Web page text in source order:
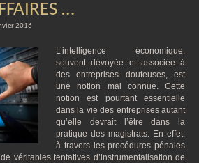
…
2016
L’intelligence économique,
souvent dévoyée et associée à
des entreprises douteuses, est
une notion mal connue. Cette
notion est pourtant essentielle
dans la vie des entreprises autant
qu’elle devrait l’être dans la
pratique des magistrats. En effet,
à travers les procédures pénales
véritables tentatives d’instrumentalisation de